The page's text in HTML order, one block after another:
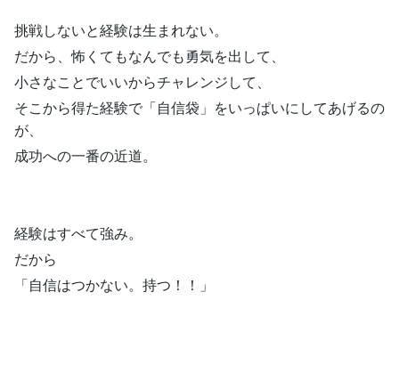
挑戦しないと経験は生まれない。
だから、怖くてもなんでも勇気を出して、
小さなことでいいからチャレンジして、
そこから得た経験で「自信袋」をいっぱいにしてあげるの
が、
成功への一番の近道。
経験はすべて強み。
だから
「自信はつかない。持つ！！」